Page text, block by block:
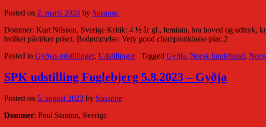
Posted on 2. marts 2024 by Susanne
Dommer: Kurt Nilsson, Sverige Kritik: 4 ½ år gl., feminin, bra hoved og udtryk,
hvilket påvirker priset. Bedømmelse: Very good championklasse plac.2
Posted in Gyðjas udstillinger, Udstillinger | Tagged Gyðja, Norsk lundehund,
SPK udstilling Fuglebjerg 5.8.2023 – Gyðja
Posted on 5. august 2023 by Susanne
Dommer: Poul Stanton, Sverige